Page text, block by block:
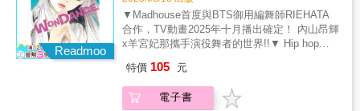
Readmoo
▼Madhouse首度與BTS御用編舞師RIEHATA
合作，TV動畫2025年十月播出確定！ 內山昂輝
x羊宮妃那攜手演役舞者的世界!!▼ Hip hop、
界無須言語，高校青春群像劇！▼ 獨特的舞蹈
分鏡震撼感官，聽得見「聲音」的漫畫...！下
一部神作預感！！▼ 人氣聲優內山昂輝配音PV
特價 105 元
電子書